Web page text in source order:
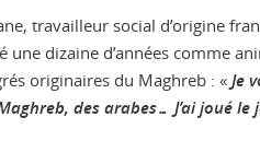
travailleur social d’origine
dizaine d’années comme
originaires du Maghreb : « Je
des arabes… J’ai joué